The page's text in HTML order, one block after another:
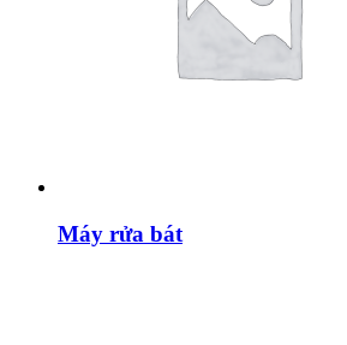
Máy rửa bát